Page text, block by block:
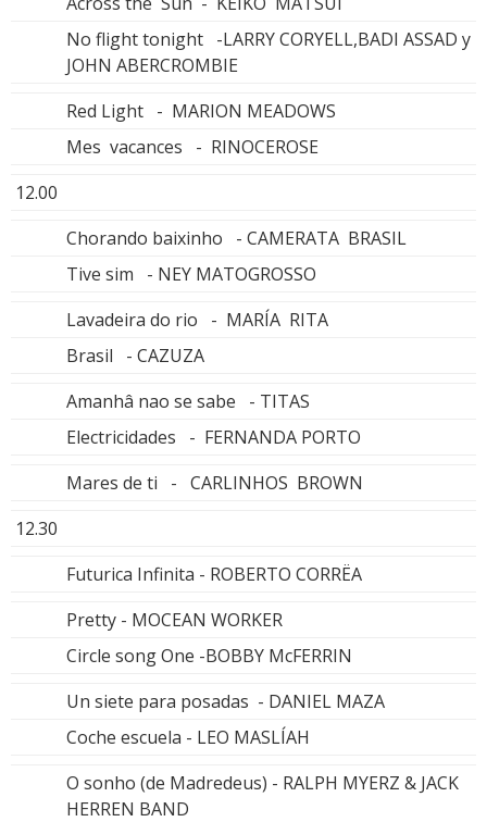
No flight tonight -LARRY CORYELL,BADI ASSAD y
JOHN ABERCROMBIE
Red Light - MARION MEADOWS
Mes vacances - RINOCEROSE
12.00
Chorando baixinho - CAMERATA BRASIL
Tive sim - NEY MATOGROSSO
Lavadeira do rio - MARÍA RITA
Brasil - CAZUZA
Amanhâ nao se sabe - TITAS
Electricidades - FERNANDA PORTO
Mares de ti - CARLINHOS BROWN
12.30
Futurica Infinita - ROBERTO CORRËA
Pretty - MOCEAN WORKER
Circle song One -BOBBY McFERRIN
Un siete para posadas - DANIEL MAZA
Coche escuela - LEO MASLÍAH
O sonho (de Madredeus) - RALPH MYERZ & JACK
HERREN BAND